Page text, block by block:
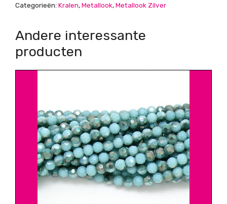
Categorieën: Kralen,Metallook,Metallook Zilver
Andere interessante
producten